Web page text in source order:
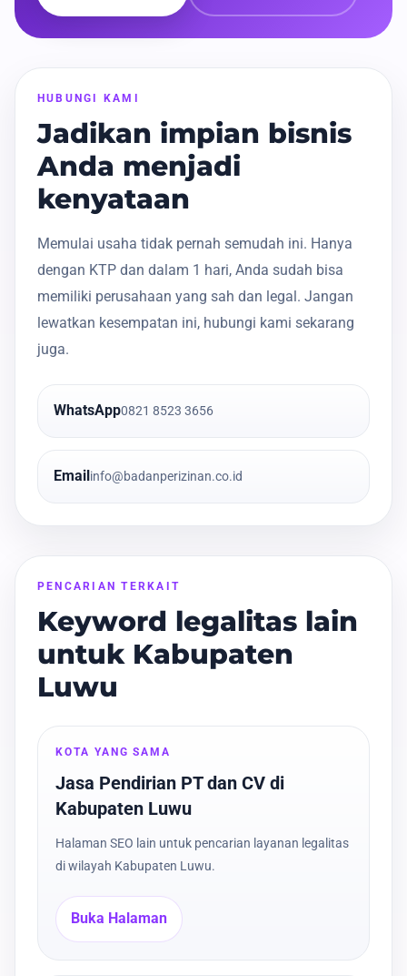
HUBUNGI KAMI
Jadikan impian bisnis
Anda menjadi
kenyataan
Memulai usaha tidak pernah semudah ini. Hanya
dengan KTP dan dalam 1 hari, Anda sudah bisa
memiliki perusahaan yang sah dan legal. Jangan
lewatkan kesempatan ini, hubungi kami sekarang
juga.
WhatsApp0821 8523 3656
Email info@badanperizinan.co.id
PENCARIAN TERKAIT
Keyword legalitas lain
untuk Kabupaten
Luwu
KOTA YANG SAMA
Jasa Pendirian PT dan CV di
Kabupaten Luwu
Halaman SEO lain untuk pencarian layanan legalitas
di wilayah Kabupaten Luwu.
Buka Halaman